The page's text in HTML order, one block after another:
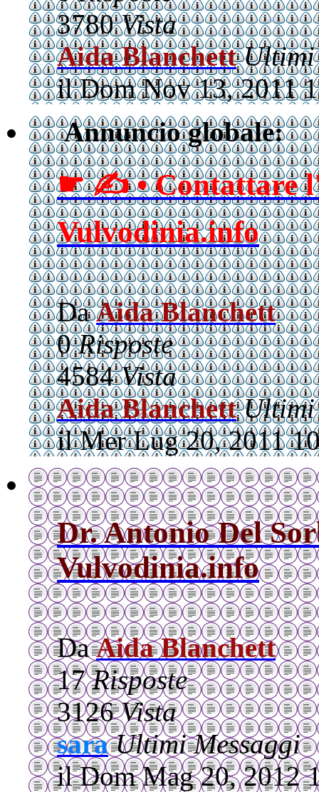
3780Vista
Aida Blanchett Ultimi
il Dom Nov 13, 2011
Annuncio globale:
☛ ✍ • Contattare
Vulvodinia.info
DaAida Blanchett
0Risposte
4584Vista
Aida Blanchett Ultimi
il Mer Lug 20, 2011
Dr. Antonio Del
Vulvodinia.info
DaAida Blanchett
17Risposte
3126Vista
sara Ultimi Messaggi
il Dom Mag 20, 2012